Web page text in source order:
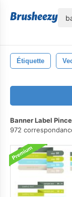
Étiquette
Banner Label
972